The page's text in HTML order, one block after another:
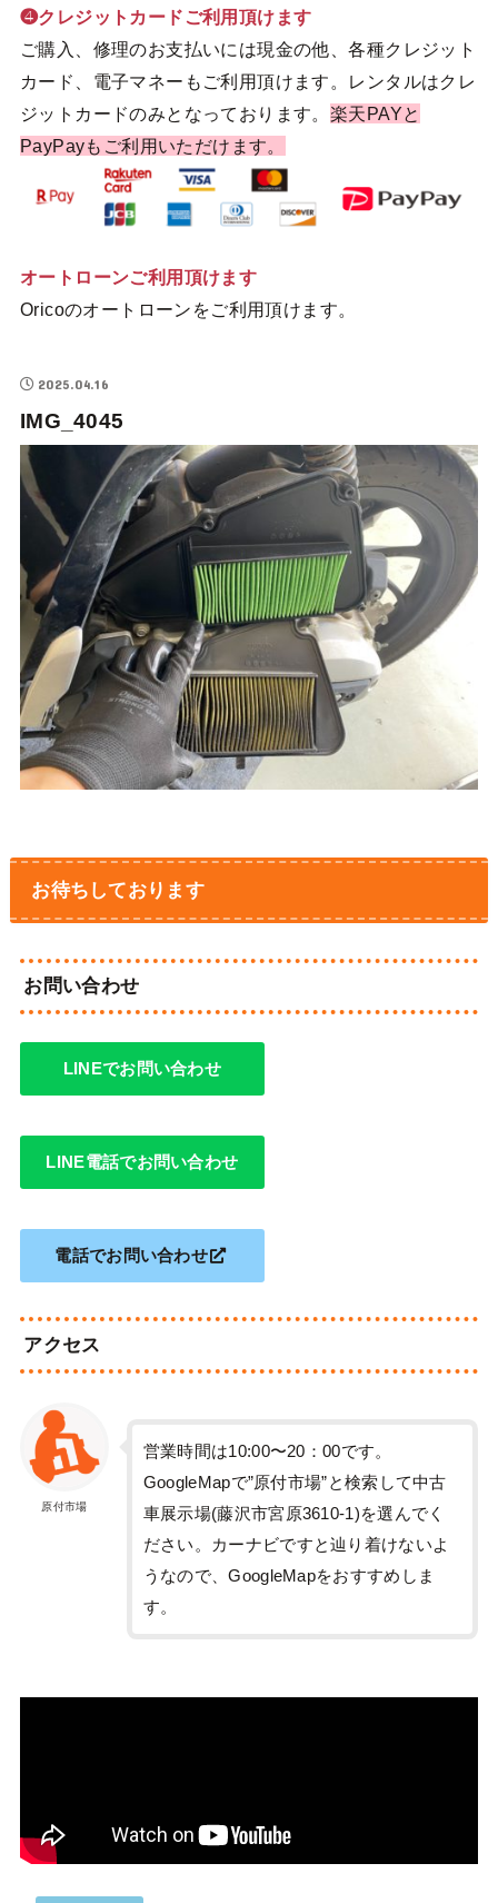
❹クレジットカードご利用頂けます
ご購入、修理のお支払いには現金の他、各種クレジット
カード、電子マネーもご利用頂けます。レンタルはクレ
ジットカードのみとなっております。 楽天PAYと
PayPayもご利用いただけます。
オートローンご利用頂けます
Oricoのオートローンをご利用頂けます。
2025.04.16
IMG_4045
お待ちしております
お問い合わせ
LINEでお問い合わせ
LINE電話でお問い合わせ
電話でお問い合わせ
アクセス
原付市場
営業時間は10:00〜20：00です。
GoogleMapで”原付市場”と検索して中古
車展示場(藤沢市宮原3610-1)を選んでく
ださい。カーナビですと辿り着けないよ
うなので、GoogleMapをおすすめしま
す。